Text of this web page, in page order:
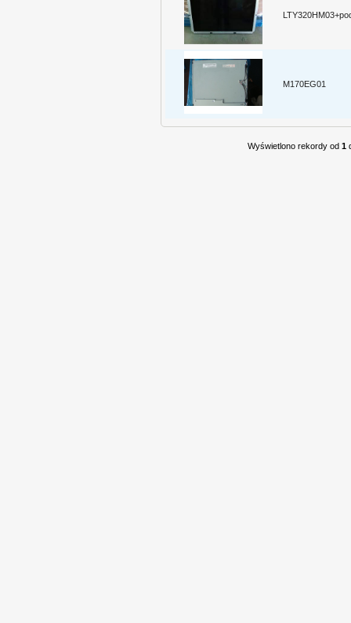
M170EG01
Wyświetlono rekordy od 1